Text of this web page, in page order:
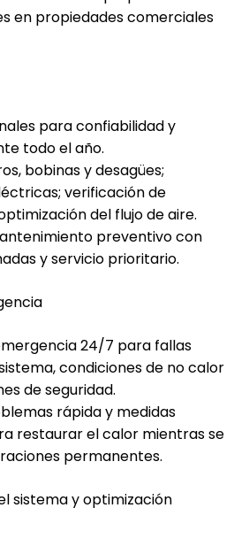
en propiedades comerciales
para confiabilidad y
todo el año.
bobinas y desagües;
verificación de
del flujo de aire.
preventivo con
y servicio prioritario.
24/7 para fallas
condiciones de no calor
de seguridad.
rápida y medidas
restaurar el calor mientras se
permanentes.
sistema y optimización